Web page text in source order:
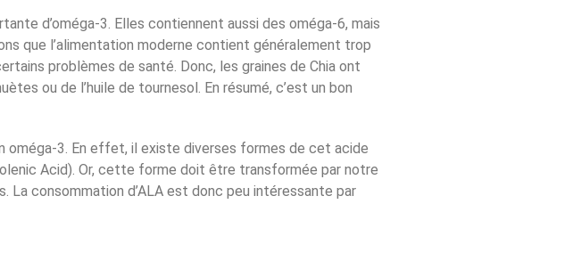
d’oméga-3. Elles contiennent aussi des oméga-6, mais
que l’alimentation moderne contient généralement trop
problèmes de santé. Donc, les graines de Chia ont
ou de l’huile de tournesol. En résumé, c’est un bon
oméga-3. En effet, il existe diverses formes de cet acide
Acid). Or, cette forme doit être transformée par notre
consommation d’ALA est donc peu intéressante par